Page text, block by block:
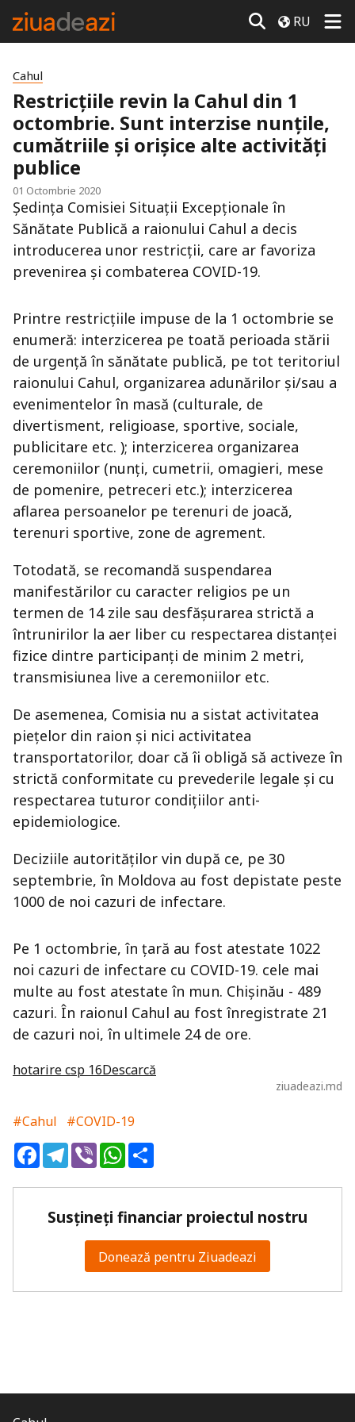
RU
Cahul
Restricțiile revin la Cahul din 1
octombrie. Sunt interzise nunțile,
cumătriile și orișice alte activități
publice
01 Octombrie 2020
Ședința Comisiei Situații Excepționale în
Sănătate Publică a raionului Cahul a decis
introducerea unor restricții, care ar favoriza
prevenirea și combaterea COVID-19.
Printre restricțiile impuse de la 1 octombrie se
enumeră: interzicerea pe toată perioada stării
de urgență în sănătate publică, pe tot teritoriul
raionului Cahul, organizarea adunărilor și/sau a
evenimentelor în masă (culturale, de
divertisment, religioase, sportive, sociale,
publicitare etc. ); interzicerea organizarea
ceremoniilor (nunți, cumetrii, omagieri, mese
de pomenire, petreceri etc.); interzicerea
aflarea persoanelor pe terenuri de joacă,
terenuri sportive, zone de agrement.
Totodată, se recomandă suspendarea
manifestărilor cu caracter religios pe un
termen de 14 zile sau desfășurarea strictă a
întrunirilor la aer liber cu respectarea distanței
fizice dintre participanți de minim 2 metri,
transmisiunea live a ceremoniilor etc.
De asemenea, Comisia nu a sistat activitatea
piețelor din raion și nici activitatea
transportatorilor, doar că îi obligă să activeze în
strictă conformitate cu prevederile legale și cu
respectarea tuturor condițiilor anti-
epidemiologice.
Deciziile autorităților vin după ce, pe 30
septembrie, în Moldova au fost depistate peste
1000 de noi cazuri de infectare.
Pe 1 octombrie, în țară au fost atestate 1022
noi cazuri de infectare cu COVID-19. cele mai
multe au fost atestate în mun. Chișinău - 489
cazuri. În raionul Cahul au fost înregistrate 21
de cazuri noi, în ultimele 24 de ore.
hotarire csp 16Descarcă
ziuadeazi.md
#Cahul
#COVID-19
FacebookTelegram
ViberWhatsApp
Susțineți financiar proiectul nostru
Donează pentru Ziuadeazi